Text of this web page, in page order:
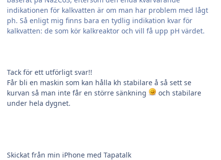
indikationen för kalkvatten är om man har problem med lågt
ph. Så enligt mig finns bara en tydlig indikation kvar för
kalkvatten: de som kör kalkreaktor och vill få upp pH värdet.
Tack för ett utförligt svar!!
Får bli en maskin som kan hålla kh stabilare å så sett se
kurvan så man inte får en större sänkning
och stabilare
under hela dygnet.
Skickat från min iPhone med Tapatalk